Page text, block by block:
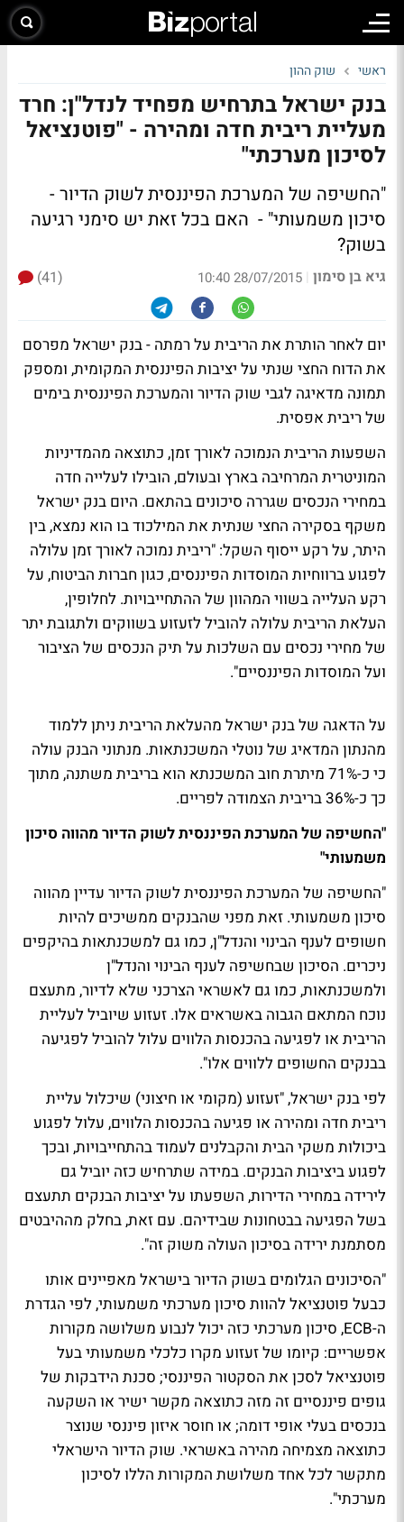
ראשי שוק ההון
בנק ישראל בתרחיש מפחיד לנדל"ן: חרד
מעליית ריבית חדה ומהירה - "פוטנציאל
לסיכון מערכתי"
"החשיפה של המערכת הפיננסית לשוק הדיור -
סיכון משמעותי" - האם בכל זאת יש סימני רגיעה
בשוק?
גיא בן סימון |
28/07/2015 10:40
(41)
יום לאחר הותרת את הריבית על רמתה - בנק ישראל מפרסם
את הדוח החצי שנתי על יציבות הפיננסית המקומית, ומספק
תמונה מדאיגה לגבי שוק הדיור והמערכת הפיננסית בימים
של ריבית אפסית.
השפעות הריבית הנמוכה לאורך זמן, כתוצאה מהמדיניות
המוניטרית המרחיבה בארץ ובעולם, הובילו לעלייה חדה
במחירי הנכסים שגררה סיכונים בהתאם. היום בנק ישראל
משקף בסקירה החצי שנתית את המילכוד בו הוא נמצא, בין
היתר, על רקע ייסוף השקל: "ריבית נמוכה לאורך זמן עלולה
לפגוע ברווחיות המוסדות הפיננסים, כגון חברות הביטוח, על
רקע העלייה בשווי המהוון של ההתחייבויות. לחלופין,
העלאת הריבית עלולה להוביל לזעזוע בשווקים ולתגובת יתר
של מחירי נכסים עם השלכות על תיק הנכסים של הציבור
ועל המוסדות הפיננסיים".
על הדאגה של בנק ישראל מהעלאת הריבית ניתן ללמוד
מהנתון המדאיג של נוטלי המשכנתאות. מנתוני הבנק עולה
כי כ-71% מיתרת חוב המשכנתא הוא בריבית משתנה, מתוך
כך כ-36% בריבית הצמודה לפריים.
"החשיפה של המערכת הפיננסית לשוק הדיור מהווה סיכון
משמעותי"
"החשיפה של המערכת הפיננסית לשוק הדיור עדיין מהווה
סיכון משמעותי. זאת מפני שהבנקים ממשיכים להיות
חשופים לענף הבינוי והנדל"ן, כמו גם למשכנתאות בהיקפים
ניכרים. הסיכון שבחשיפה לענף הבינוי והנדל"ן
ולמשכנתאות, כמו גם לאשראי הצרכני שלא לדיור, מתעצם
נוכח המתאם הגבוה באשראים אלו. זעזוע שיוביל לעליית
הריבית או לפגיעה בהכנסות הלווים עלול להוביל לפגיעה
בבנקים החשופים ללווים אלו".
לפי בנק ישראל, "זעזוע (מקומי או חיצוני) שיכלול עליית
ריבית חדה ומהירה או פגיעה בהכנסות הלווים, עלול לפגוע
ביכולות משקי הבית והקבלנים לעמוד בהתחייבויות, ובכך
לפגוע ביציבות הבנקים. במידה שתרחיש כזה יוביל גם
לירידה במחירי הדירות, השפעתו על יציבות הבנקים תתעצם
בשל הפגיעה בבטחונות שבידיהם. עם זאת, בחלק מההיבטים
מסתמנת ירידה בסיכון העולה משוק זה".
"הסיכונים הגלומים בשוק הדיור בישראל מאפיינים אותו
כבעל פוטנציאל להוות סיכון מערכתי משמעותי, לפי הגדרת
ה-ECB, סיכון מערכתי כזה יכול לנבוע משלושה מקורות
אפשריים: קיומו של זעזוע מקרו כלכלי משמעותי בעל
פוטנציאל לסכן את הסקטור הפיננסי; סכנת הידבקות של
גופים פיננסיים זה מזה כתוצאה מקשר ישיר או השקעה
בנכסים בעלי אופי דומה; או חוסר איזון פיננסי שנוצר
כתוצאה מצמיחה מהירה באשראי. שוק הדיור הישראלי
מתקשר לכל אחד משלושת המקורות הללו לסיכון
מערכתי".